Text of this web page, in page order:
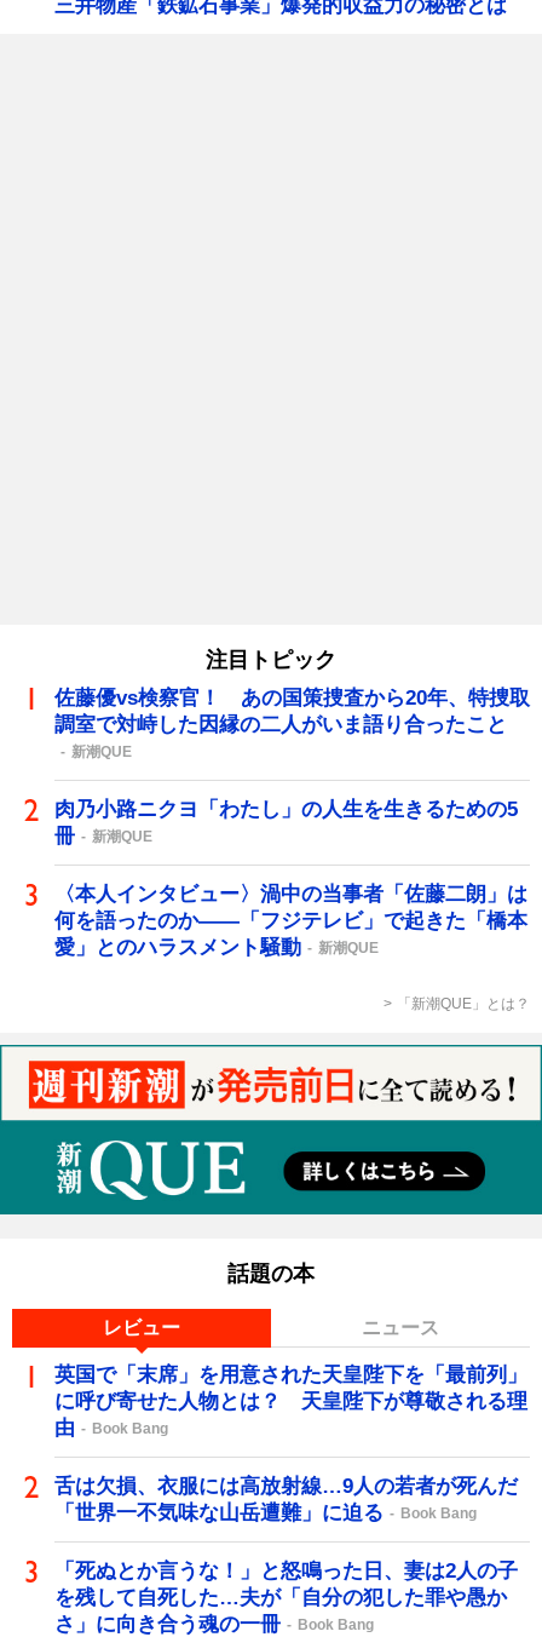
三井物産「鉄鉱石事業」爆発的収益力の秘密とは
注目トピック
佐藤優vs検察官！ あの国策捜査から20年、特捜取
調室で対峙した因縁の二人がいま語り合ったこと
新潮QUE
肉乃小路ニクヨ「わたし」の人生を生きるための5
冊
新潮QUE
〈本人インタビュー〉渦中の当事者「佐藤二朗」は
何を語ったのか――「フジテレビ」で起きた「橋本
愛」とのハラスメント騒動
新潮QUE
「新潮QUE」とは？
話題の本
レビュー ニュース
英国で「末席」を用意された天皇陛下を「最前列」
に呼び寄せた人物とは？ 天皇陛下が尊敬される理
由
Book Bang
舌は欠損、衣服には高放射線…9人の若者が死んだ
「世界一不気味な山岳遭難」に迫る
Book Bang
「死ぬとか言うな！」と怒鳴った日、妻は2人の子
を残して自死した…夫が「自分の犯した罪や愚か
さ」に向き合う魂の一冊
Book Bang